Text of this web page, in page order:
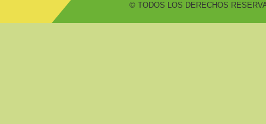
© TODOS LOS DERECHOS